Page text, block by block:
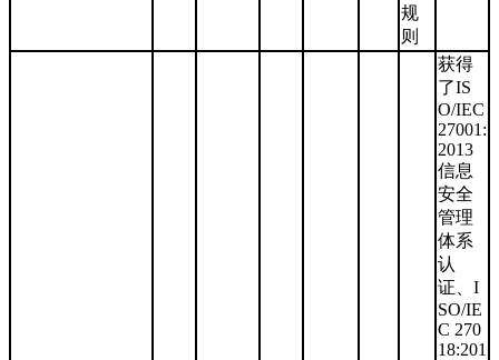
规
则
获得
了IS
O/IEC
27001:
2013
信息
安全
管理
体系
认
证、I
SO/IE
C 270
18:201